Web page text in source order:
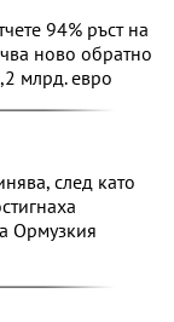
94% ръст на
ново обратно
млрд. евро
след като
Ормузкия